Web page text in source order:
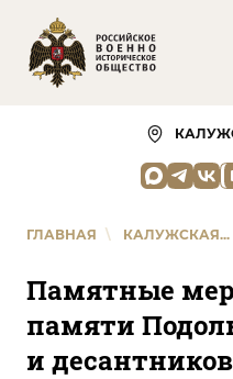
ГЛАВНАЯ \ КАЛУЖСКАЯ...
Памятные
памяти
и